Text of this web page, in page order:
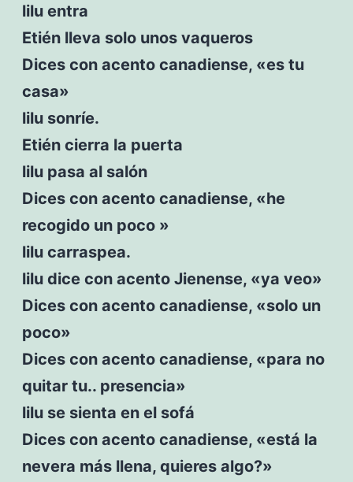
lilu entra
Etién lleva solo unos vaqueros
Dices con acento canadiense, «es tu
casa»
lilu sonríe.
Etién cierra la puerta
lilu pasa al salón
Dices con acento canadiense, «he
recogido un poco »
lilu carraspea.
lilu dice con acento Jienense, «ya veo»
Dices con acento canadiense, «solo un
poco»
Dices con acento canadiense, «para no
quitar tu.. presencia»
lilu se sienta en el sofá
Dices con acento canadiense, «está la
nevera más llena, quieres algo?»